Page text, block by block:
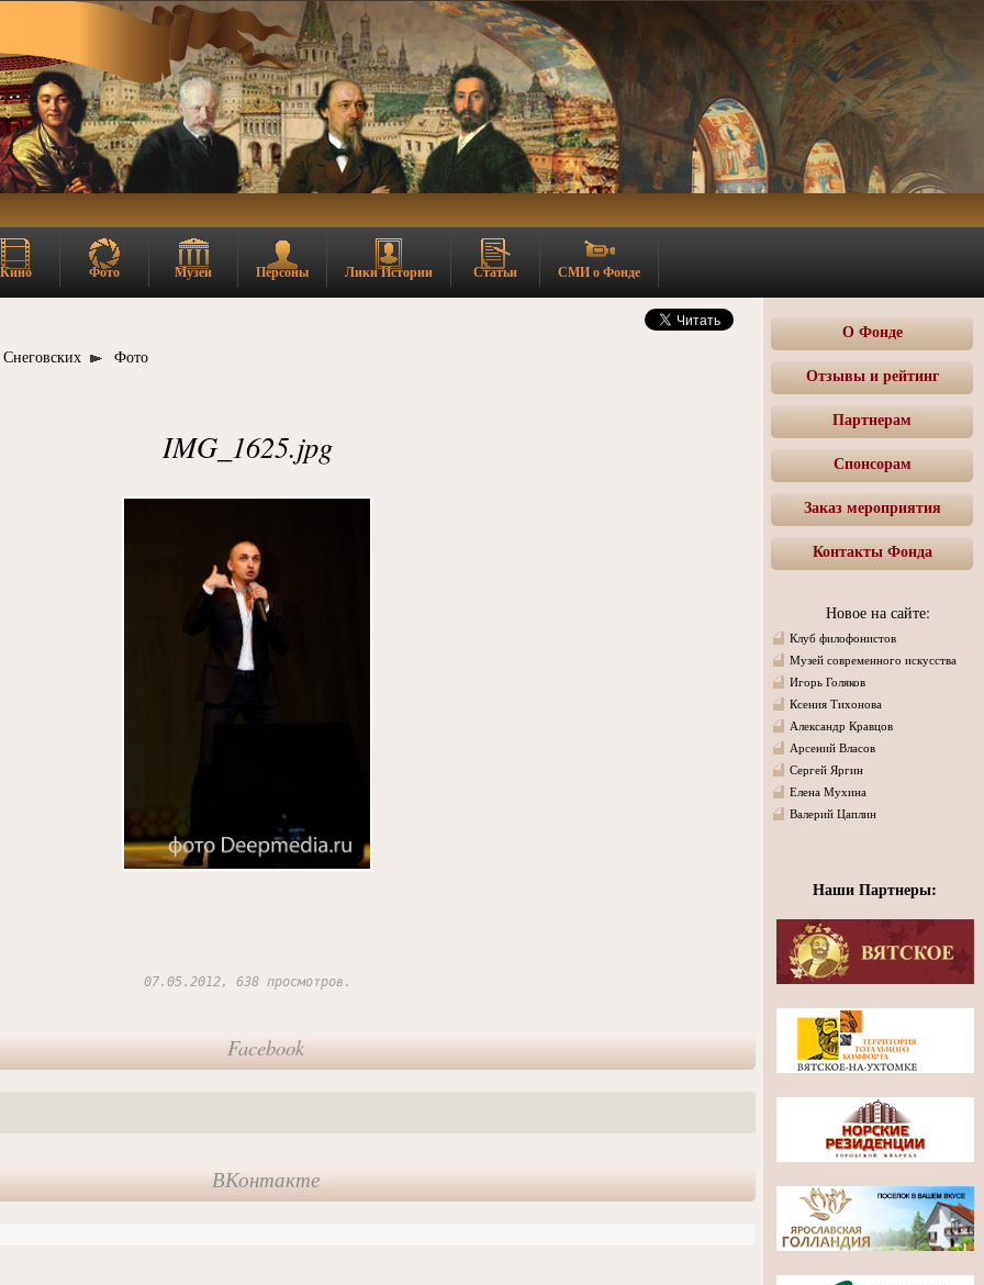
Кино Фото Музеи Персоны Лики Истории Статьи СМИ о Фонде
Фото
IMG_1625.jpg
07.05.2012, 638 просмотров.
Facebook
ВКонтакте
О Фонде
Отзывы и рейтинг
Партнерам
Спонсорам
Заказ мероприятия
Контакты Фонда
Новое на сайте:
Клуб филофонистов
Музей современного искусства
Игорь Голяков
Ксения Тихонова
Александр Кравцов
Арсений Власов
Сергей Яргин
Елена Мухина
Валерий Цаплин
Наши Партнеры: